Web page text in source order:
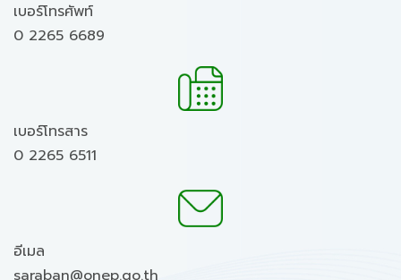
เบอร์โทรศัพท์
0 2265 6689
เบอร์โทรสาร
0 2265 6511
อีเมล
saraban@onep.go.th